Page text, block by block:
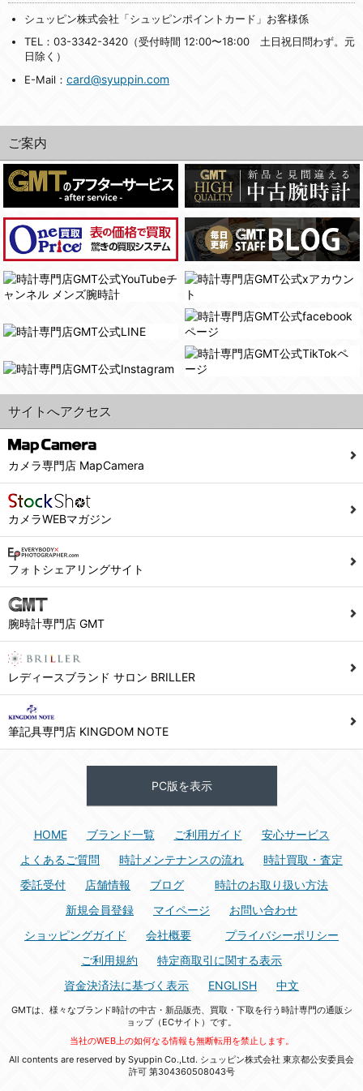
シュッピン株式会社「シュッピンポイントカード」お客様係
TEL：03-3342-3420（受付時間 12:00〜18:00 土日祝日問わず。元
日除く）
E-Mail： card@syuppin.com
ご案内
サイトへアクセス
カメラ専門店 MapCamera
カメラWEBマガジン
フォトシェアリングサイト
腕時計専門店 GMT
レディースブランド サロン BRILLER
筆記具専門店 KINGDOM NOTE
PC版を表示
HOME ブランド一覧 ご利用ガイド
安心サービス
よくあるご質問
時計メンテナンスの流れ
時計買取・査定
委託受付
店舗情報 ブログ
時計のお取り扱い方法
新規会員登録
マイページ
お問い合わせ
ショッピングガイド
会社概要
プライバシーポリシー
ご利用規約
特定商取引に関する表示
資金決済法に基づく表示
ENGLISH 中文
GMTは、様々なブランド時計の中古・新品販売、買取・下取を行う時計専門の通販シ
ョップ（ECサイト）です。
当社のWEB上の如何なる情報も無断転用を禁止します。
All contents are reserved by Syuppin Co.,Ltd. シュッピン株式会社 東京都公安委員会
許可 第304360508043号